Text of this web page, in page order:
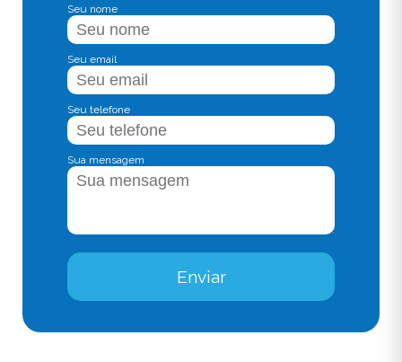
Seu nome
Seu email
Seu telefone
Sua mensagem
Enviar